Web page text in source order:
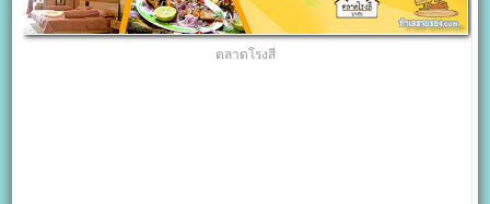
ตลาดโรงสี